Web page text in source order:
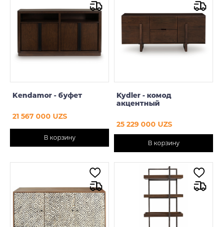
Kendamor - буфет
21 567 000 UZS
В корзину
Kydler - комод
акцентный
25 229 000 UZS
В корзину